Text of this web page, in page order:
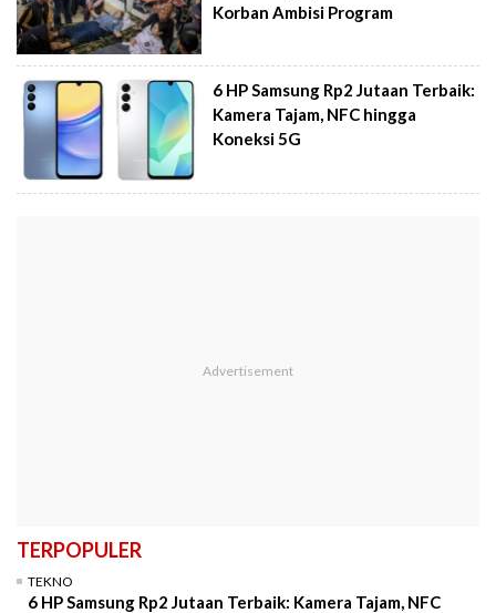
Korban Ambisi Program
6 HP Samsung Rp2 Jutaan Terbaik:
Kamera Tajam, NFC hingga
Koneksi 5G
TERPOPULER
TEKNO
6 HP Samsung Rp2 Jutaan Terbaik: Kamera Tajam, NFC